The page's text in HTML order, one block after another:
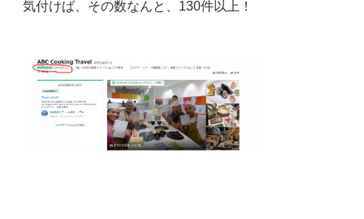
気付けば、その数なんと、130件以上！